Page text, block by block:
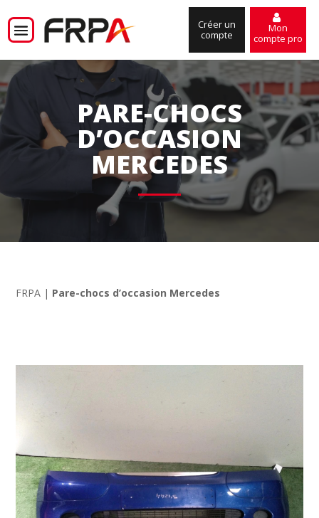
Créer un
compte
Mon
compte pro
PARE-CHOCS
D’OCCASION
MERCEDES
FRPA | Pare-chocs d’occasion Mercedes